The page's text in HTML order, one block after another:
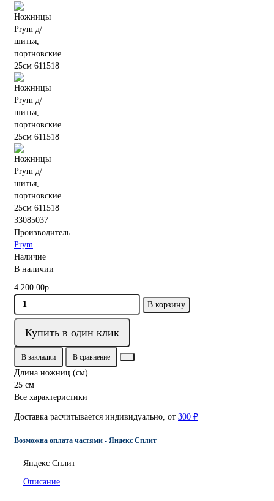
33085037
Производитель
Prym
Наличие
В наличии
4 200.00р.
В корзину
Купить в один клик
В закладки В сравнение
Длина ножниц (см)
25 см
Все характеристики
Доставка расчитывается индивидуально, от 300 ₽
Возможна оплата частями - Яндекс Сплит
Яндекс Сплит
Описание